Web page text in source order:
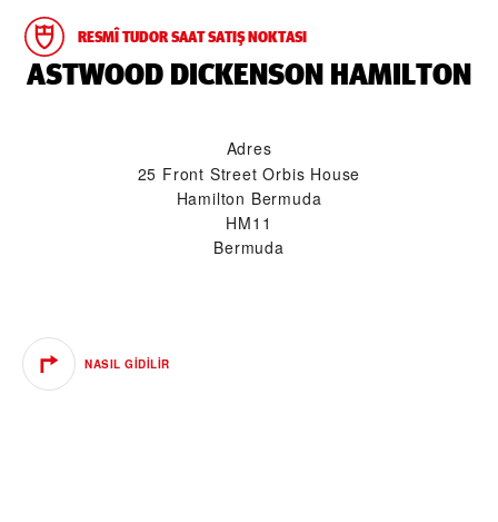
RESMÎ TUDOR SAAT SATIŞ NOKTASI
‭ASTWOOD DICKENSON HAMILTON‬
Adres
25 Front Street Orbis House
Hamilton Bermuda
HM11
Bermuda
NASIL GIDILIR